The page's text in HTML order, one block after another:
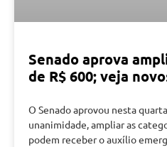
Senado aprova
de R$ 600; veja
O Senado aprovou nesta
unanimidade, ampliar as
podem receber o auxílio